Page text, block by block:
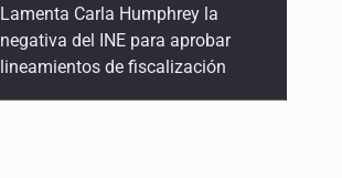
Resalta Fujimori restablecimiento
de relaciones con México